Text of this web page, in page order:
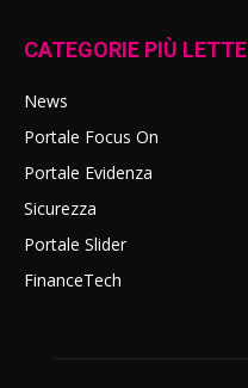
CATEGORIE PIÙ LETTE
News
Portale Focus On
Portale Evidenza
Sicurezza
Portale Slider
FinanceTech